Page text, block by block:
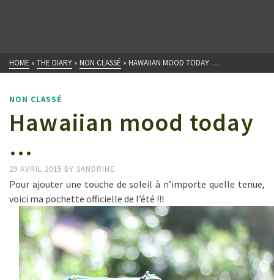
HOME » THE DIARY » NON CLASSÉ » HAWAIIAN MOOD TODAY …
NON CLASSÉ
Hawaiian mood today
…
29 AVRIL 2015 BY SANDRINE
Pour ajouter une touche de soleil à n’importe quelle tenue,
voici ma pochette officielle de l’été !!!